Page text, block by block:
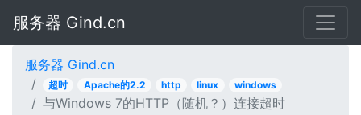
服务器 Gind.cn
服务器 Gind.cn
超时 Apache的2.2 http linux windows
与Windows 7的HTTP（随机？）连接超时